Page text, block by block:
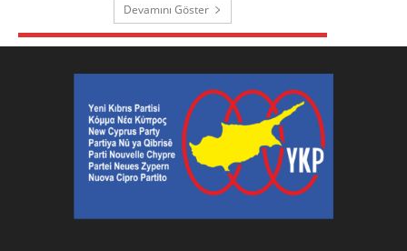
Devamını Göster